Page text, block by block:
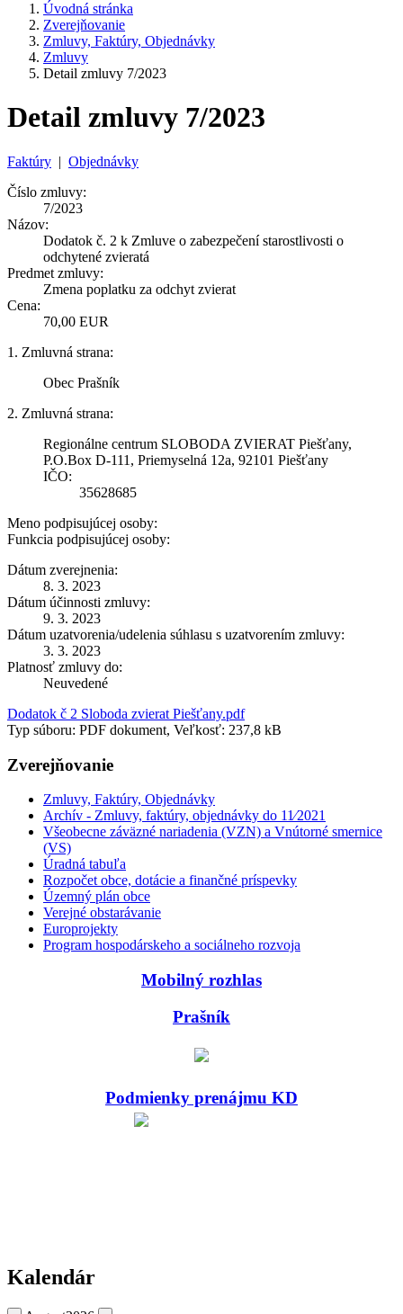
Úvodná stránka
Zverejňovanie
Zmluvy, Faktúry, Objednávky
Zmluvy
Detail zmluvy 7/2023
Detail zmluvy 7/2023
Faktúry | Objednávky
Číslo zmluvy:
7/2023
Názov:
Dodatok č. 2 k Zmluve o zabezpečení starostlivosti o
odchytené zvieratá
Predmet zmluvy:
Zmena poplatku za odchyt zvierat
Cena:
70,00 EUR
1. Zmluvná strana:
Obec Prašník
2. Zmluvná strana:
Regionálne centrum SLOBODA ZVIERAT Piešťany,
P.O.Box D-111, Priemyselná 12a, 92101 Piešťany
IČO:
35628685
Meno podpisujúcej osoby:
Funkcia podpisujúcej osoby:
Dátum zverejnenia:
8. 3. 2023
Dátum účinnosti zmluvy:
9. 3. 2023
Dátum uzatvorenia/udelenia súhlasu s uzatvorením zmluvy:
3. 3. 2023
Platnosť zmluvy do:
Neuvedené
Dodatok č 2 Sloboda zvierat Piešťany.pdf
Typ súboru: PDF dokument, Veľkosť: 237,8 kB
Zverejňovanie
Zmluvy, Faktúry, Objednávky
Archív - Zmluvy, faktúry, objednávky do 11⁄2021
Všeobecne záväzné nariadenia (VZN) a Vnútorné smernice
(VS)
Úradná tabuľa
Rozpočet obce, dotácie a finančné príspevky
Územný plán obce
Verejné obstarávanie
Europrojekty
Program hospodárskeho a sociálneho rozvoja
Mobilný rozhlas
Prašník
Podmienky prenájmu KD
Kalendár